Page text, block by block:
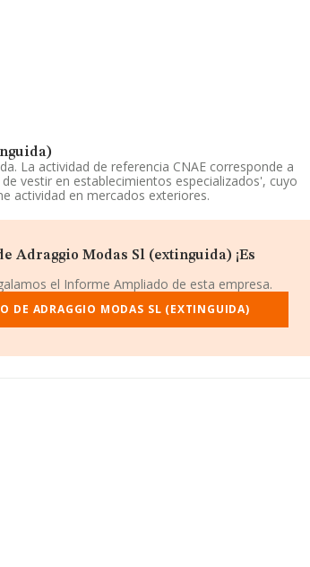
La actividad de referencia CNAE corresponde a
vestir en establecimientos especializados', cuyo
actividad en mercados exteriores.
, CIF B29649530, tiene domicilio fiscal
de los datos de hasta 22.498 empresas, en el
la cifra de 16.393 millones de euros y el promedio
las compañías asciende a los 728 mil euros.
(hablamos de Málaga), en la base de datos
compañías, la media de empleados de las
Adraggio Modas Sl (extinguida) ¡Es
el Informe Ampliado de esta empresa.
DE ADRAGGIO MODAS SL (EXTINGUIDA)